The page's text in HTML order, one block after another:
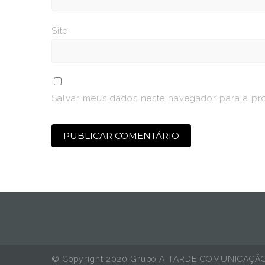
Site
Salvar meus dados neste navegador para a
© Copyright 2020 Grupo A TARDE